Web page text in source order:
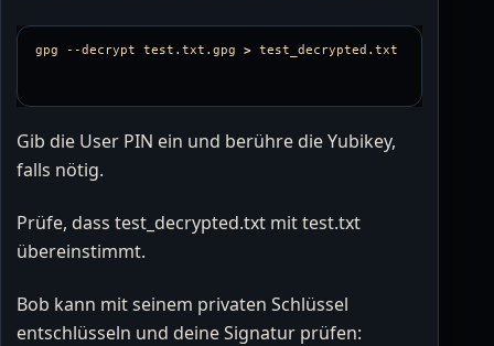
gpg --decrypt test.txt.gpg >
Gib die User PIN ein und berühre die Yubikey,
falls nötig.
Prüfe, dass test_decrypted.txt mit test.txt
übereinstimmt.
Bob kann mit seinem privaten Schlüssel
entschlüsseln und deine Signatur prüfen: